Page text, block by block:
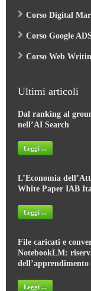
Corso Digital
Corso Google
Corso Web
Ultimi articoli
Dal ranking al
nell’AI Search
Leggi ...
L’Economia
White Paper IAB
Leggi ...
File caricati e
NotebookLM:
dell’apprendimento
Leggi ...